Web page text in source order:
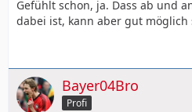
Gefühlt schon, ja. Dass ab und
dabei ist, kann aber gut möglich
Bayer04Bro
Profi